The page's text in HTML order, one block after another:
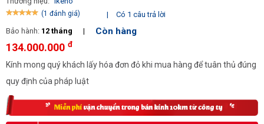
(1 đánh giá) |
Có 1 câu trả lời
Bảo hành: 12 tháng | Còn hàng
134.000.000 đ
Kính mong quý khách lấy hóa đơn đỏ khi mua hàng để tuân thủ đúng
quy định của pháp luật